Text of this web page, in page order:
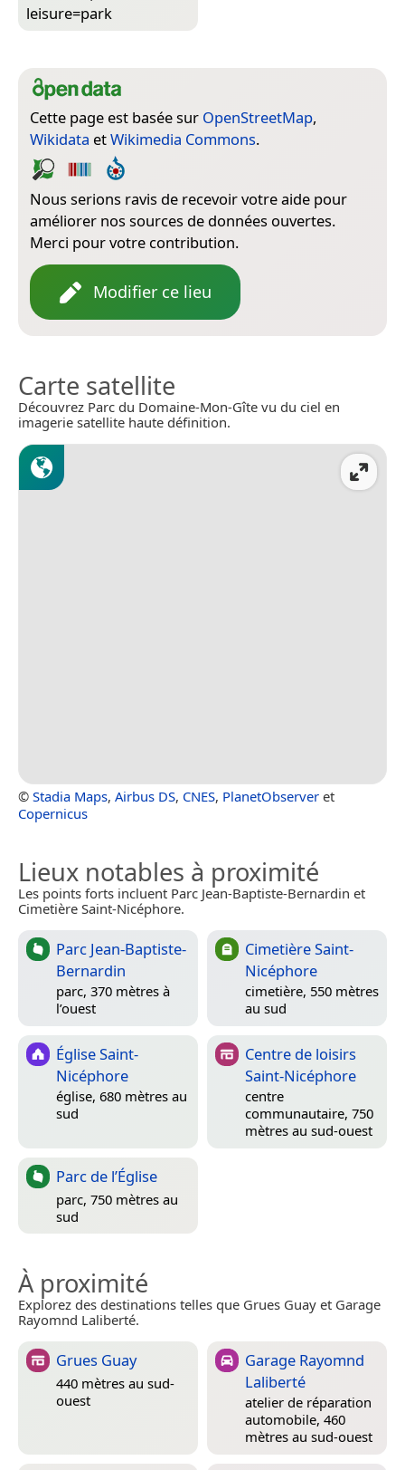
leisure=­park
Cette page est basée sur OpenStreetMap,
Wikidata etWikimedia Commons.
Nous serions ravis de recevoir votre aide pour
améliorer nos sources de données ouvertes.
Merci pour votre contribution.
Modifier ce lieu
Carte satellite
Découvrez Parc du Domaine-Mon-Gîte vu du ciel en
imagerie satellite haute définition.
© Stadia Maps, Airbus DS, CNES, PlanetObserver et
Copernicus
Lieux notables à proximité
Les points forts incluent Parc Jean-Baptiste-Bernardin et
Cimetière Saint-Nicéphore.
Parc Jean-Baptiste-
Bernardin
parc, 370 mètres à
l’ouest
Cimetière Saint-
Nicéphore
cimetière, 550 mètres
au sud
Église Saint-
Nicéphore
église, 680 mètres au
sud
Centre de loisirs
Saint-Nicéphore
centre
communautaire, 750
mètres au sud-ouest
Parc de l’Église
parc, 750 mètres au
sud
À proximité
Explorez des destinations telles que Grues Guay et Garage
Rayomnd Laliberté.
Grues Guay
440 mètres au sud-
ouest
Garage Rayomnd
Laliberté
atelier de réparation
automobile, 460
mètres au sud-ouest